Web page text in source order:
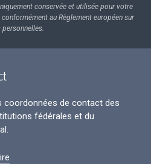
conservée et utilisée pour votre
au Règlement européen sur
coordonnées de contact des
fédérales et du